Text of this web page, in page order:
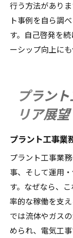
行う方法があり
ト事例を自ら調
す。自己啓発を
ーシップ向上にも
プラン
リア展望
プラント工事業
プラント工事業
事、そして運用
す。なぜなら、
率的な稼働を支
では流体やガス
められ、電気工